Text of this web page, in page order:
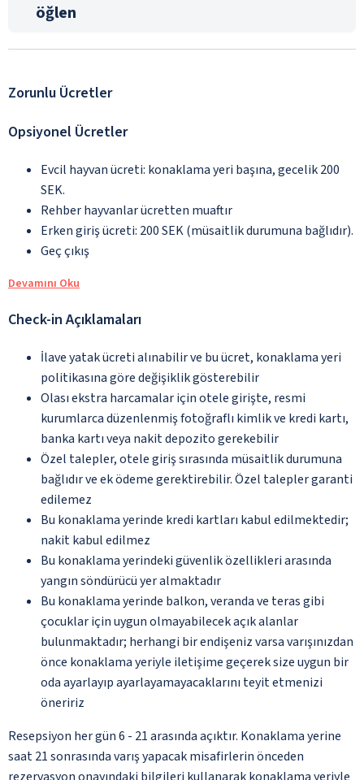
öğlen
Zorunlu Ücretler
Opsiyonel Ücretler
Evcil hayvan ücreti: konaklama yeri başına, gecelik 200
SEK.
Rehber hayvanlar ücretten muaftır
Erken giriş ücreti: 200 SEK (müsaitlik durumuna bağlıdır).
Geç çıkış
Devamını Oku
Check-in Açıklamaları
İlave yatak ücreti alınabilir ve bu ücret, konaklama yeri
politikasına göre değişiklik gösterebilir
Olası ekstra harcamalar için otele girişte, resmi
kurumlarca düzenlenmiş fotoğraflı kimlik ve kredi kartı,
banka kartı veya nakit depozito gerekebilir
Özel talepler, otele giriş sırasında müsaitlik durumuna
bağlıdır ve ek ödeme gerektirebilir. Özel talepler garanti
edilemez
Bu konaklama yerinde kredi kartları kabul edilmektedir;
nakit kabul edilmez
Bu konaklama yerindeki güvenlik özellikleri arasında
yangın söndürücü yer almaktadır
Bu konaklama yerinde balkon, veranda ve teras gibi
çocuklar için uygun olmayabilecek açık alanlar
bulunmaktadır; herhangi bir endişeniz varsa varışınızdan
önce konaklama yeriyle iletişime geçerek size uygun bir
oda ayarlayıp ayarlayamayacaklarını teyit etmenizi
öneririz
Resepsiyon her gün 6 - 21 arasında açıktır. Konaklama yerine
saat 21 sonrasında varış yapacak misafirlerin önceden
rezervasyon onayındaki bilgileri kullanarak konaklama yeriyle